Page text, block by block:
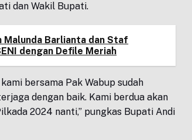
dan Wakil Bupati.
Malunda Barlianta dan Staf
dengan Defile Meriah
bersama Pak Wabup sudah
dengan baik. Kami berdua akan
2024 nanti,” pungkas Bupati Andi